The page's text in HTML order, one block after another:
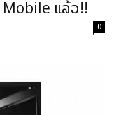
Mobile ແລ້ວ!!
0